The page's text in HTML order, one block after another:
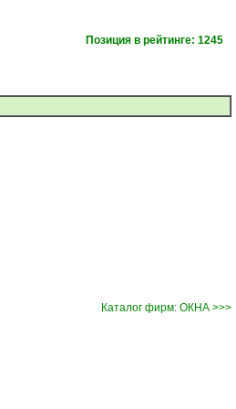
Позиция в рейтинге: 1245
Каталог фирм: ОКНА >>>